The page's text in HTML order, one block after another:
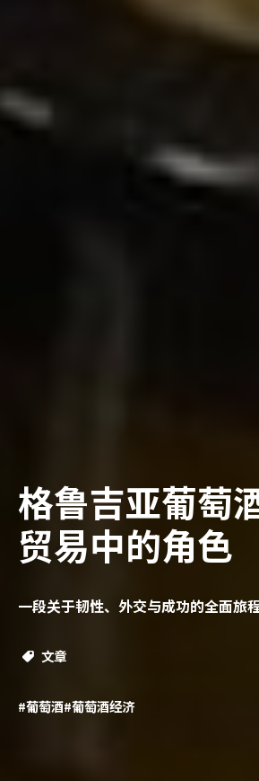
格鲁吉亚葡萄
贸易中的角色
一段关于韧性、外交与成功的全面旅
文章
#葡萄酒#葡萄酒经济